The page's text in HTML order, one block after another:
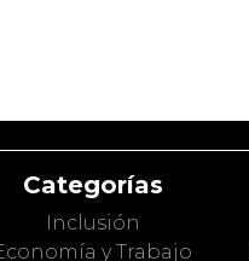
Categorías
Inclusión
y Trabajo